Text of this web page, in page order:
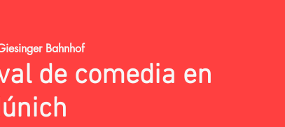
Bahnhof
de comedia en